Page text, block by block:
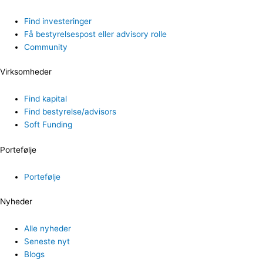
Find investeringer
Få bestyrelsespost eller advisory rolle
Community
Virksomheder
Find kapital
Find bestyrelse/advisors
Soft Funding
Portefølje
Portefølje
Nyheder
Alle nyheder
Seneste nyt
Blogs